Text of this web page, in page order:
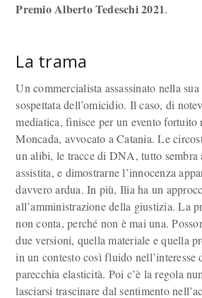
Premio Alberto Tedeschi 2021.
La trama
Un commercialista assassinato nella
sospettata dell’omicidio. Il caso, di
mediatica, finisce per un evento
Moncada, avvocato a Catania. Le
un alibi, le tracce di DNA, tutto sembra
assistita, e dimostrarne l’innocenza
davvero ardua. In più, Ilia ha un
all’amministrazione della giustizia. La
non conta, perché non è mai una.
due versioni, quella materiale e quella
in un contesto così fluido nell’interesse
parecchia elasticità. Poi c’è la regola
lasciarsi trascinare dal sentimento